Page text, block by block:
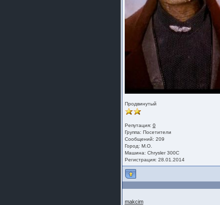
Продвинутый
Репутация: 0
Группа: Посетители
Сообщений: 209
Город: М.О.
Машина: Chrysler 300C
Регистрация: 28.01.2014
makcim